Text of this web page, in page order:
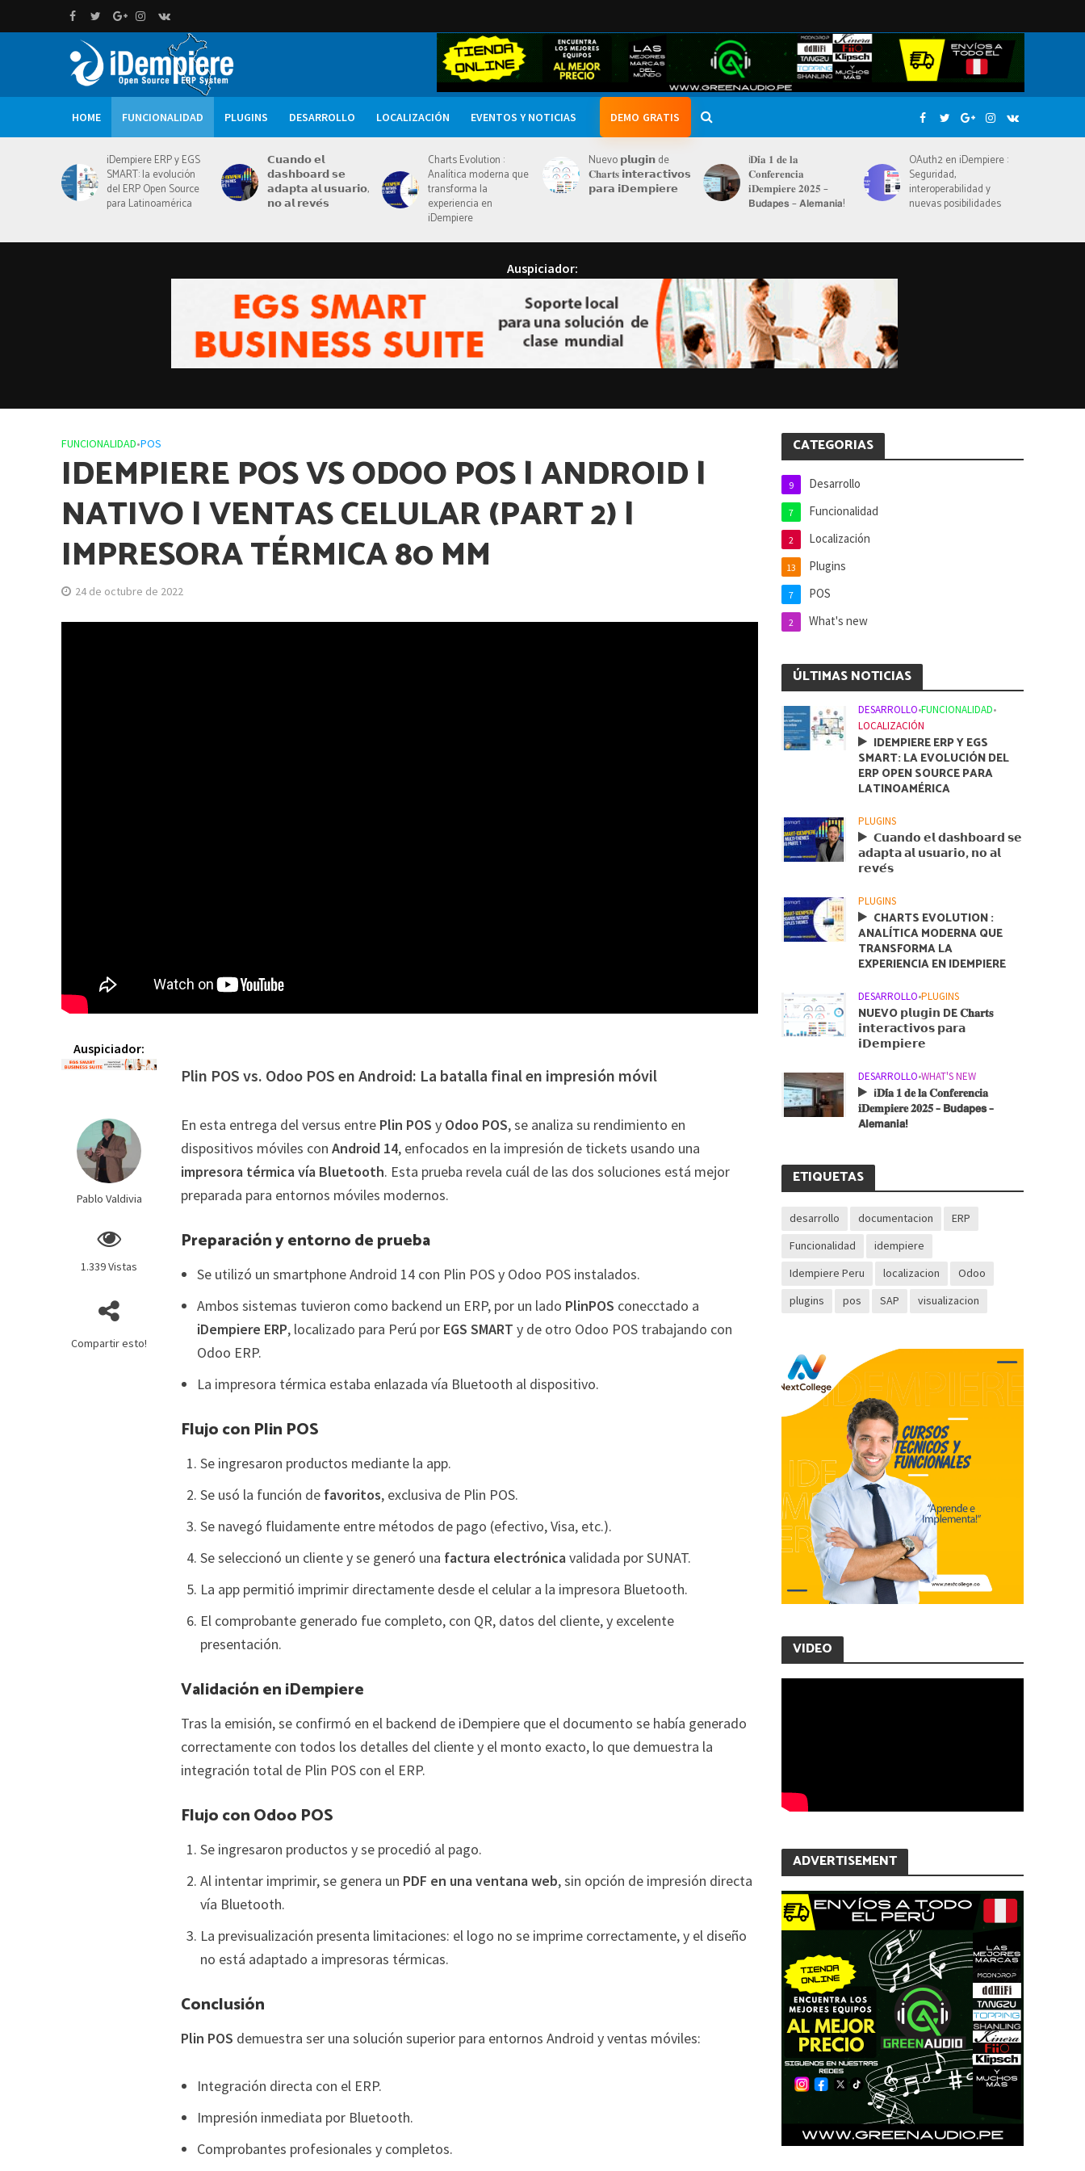
HOME FUNCIONALIDAD PLUGINS DESARROLLO LOCALIZACIÓN EVENTOS Y NOTICIAS DEMO GRATIS
iDempiere ERP y EGS
SMART: la evolución
del ERP Open Source
para Latinoamérica
𝗖𝘂𝗮𝗻𝗱𝗼 𝗲𝗹
𝗱𝗮𝘀𝗵𝗯𝗼𝗮𝗿𝗱 𝘀𝗲
𝗮𝗱𝗮𝗽𝘁𝗮 𝗮𝗹 𝘂𝘀𝘂𝗮𝗿𝗶𝗼,
𝗻𝗼 𝗮𝗹 𝗿𝗲𝘃𝗲́𝘀
Charts Evolution :
Analítica moderna que
transforma la
experiencia en
iDempiere
Nuevo 𝗽𝗹𝘂𝗴𝗶𝗻 de
𝐂𝐡𝐚𝐫𝐭𝐬 𝗶𝗻𝘁𝗲𝗿𝗮𝗰𝘁𝗶𝘃𝗼𝘀
𝗽𝗮𝗿𝗮 𝗶𝗗𝗲𝗺𝗽𝗶𝗲𝗿𝗲
¡𝐃𝐢́𝐚 𝟏 𝐝𝐞 𝐥𝐚
𝐂𝐨𝐧𝐟𝐞𝐫𝐞𝐧𝐜𝐢𝐚
𝐢𝐃𝐞𝐦𝐩𝐢𝐞𝐫𝐞 𝟐𝟎𝟐𝟓 –
𝗕𝘂𝗱𝗮𝗽𝗲𝘀 – 𝗔𝗹𝗲𝗺𝗮𝗻𝗶𝗮!
OAuth2 en iDempiere :
Seguridad,
interoperabilidad y
nuevas posibilidades
Auspiciador:
FUNCIONALIDAD•POS
IDEMPIERE POS VS ODOO POS | ANDROID |
NATIVO | VENTAS CELULAR (PART 2) |
IMPRESORA TÉRMICA 80 MM
24 de octubre de 2022
Auspiciador:
Pablo Valdivia
1.339 Vistas
Compartir esto!
Plin POS vs. Odoo POS en Android: La batalla final en impresión móvil
En esta entrega del versus entre Plin POS y Odoo POS, se analiza su rendimiento en
dispositivos móviles conAndroid 14, enfocados en la impresión de tickets usando una
impresora térmica vía Bluetooth. Esta prueba revela cuál de las dos soluciones está mejor
preparada para entornos móviles modernos.
Preparación y entorno de prueba
Se utilizó un smartphone Android 14 con Plin POS y Odoo POS instalados.
Ambos sistemas tuvieron como backend un ERP, por un lado PlinPOS conecctado a
iDempiere ERP, localizado para Perú por EGS SMART y de otro Odoo POS trabajando con
Odoo ERP.
La impresora térmica estaba enlazada vía Bluetooth al dispositivo.
Flujo con Plin POS
Se ingresaron productos mediante la app.
Se usó la función de favoritos, exclusiva de Plin POS.
Se navegó fluidamente entre métodos de pago (efectivo, Visa, etc.).
Se seleccionó un cliente y se generó una factura electrónicavalidada por SUNAT.
La app permitió imprimir directamente desde el celular a la impresora Bluetooth.
El comprobante generado fue completo, con QR, datos del cliente, y excelente
presentación.
Validación en iDempiere
Tras la emisión, se confirmó en el backend de iDempiere que el documento se había generado
correctamente con todos los detalles del cliente y el monto exacto, lo que demuestra la
integración total de Plin POS con el ERP.
Flujo con Odoo POS
Se ingresaron productos y se procedió al pago.
Al intentar imprimir, se genera un PDF en una ventana web, sin opción de impresión directa
vía Bluetooth.
La previsualización presenta limitaciones: el logo no se imprime correctamente, y el diseño
no está adaptado a impresoras térmicas.
Conclusión
Plin POS demuestra ser una solución superior para entornos Android y ventas móviles:
Integración directa con el ERP.
Impresión inmediata por Bluetooth.
Comprobantes profesionales y completos.
CATEGORIAS
Desarrollo
9
Funcionalidad
7
Localización
2
Plugins
13
POS
7
What's new
2
ÚLTIMAS NOTICIAS
DESARROLLO•FUNCIONALIDAD•
LOCALIZACIÓN
IDEMPIERE ERP Y EGS
SMART: LA EVOLUCIÓN DEL
ERP OPEN SOURCE PARA
LATINOAMÉRICA
PLUGINS
𝗖𝘂𝗮𝗻𝗱𝗼 𝗲𝗹 𝗱𝗮𝘀𝗵𝗯𝗼𝗮𝗿𝗱 𝘀𝗲
𝗮𝗱𝗮𝗽𝘁𝗮 𝗮𝗹 𝘂𝘀𝘂𝗮𝗿𝗶𝗼, 𝗻𝗼 𝗮𝗹
𝗿𝗲𝘃𝗲́𝘀
PLUGINS
CHARTS EVOLUTION :
ANALÍTICA MODERNA QUE
TRANSFORMA LA
EXPERIENCIA EN IDEMPIERE
DESARROLLO•PLUGINS
NUEVO 𝗽𝗹𝘂𝗴𝗶𝗻 DE 𝐂𝐡𝐚𝐫𝐭𝐬
𝗶𝗻𝘁𝗲𝗿𝗮𝗰𝘁𝗶𝘃𝗼𝘀 𝗽𝗮𝗿𝗮
𝗶𝗗𝗲𝗺𝗽𝗶𝗲𝗿𝗲
DESARROLLO•WHAT'S NEW
¡𝐃𝐢́𝐚 𝟏 𝐝𝐞 𝐥𝐚 𝐂𝐨𝐧𝐟𝐞𝐫𝐞𝐧𝐜𝐢𝐚
𝐢𝐃𝐞𝐦𝐩𝐢𝐞𝐫𝐞 𝟐𝟎𝟐𝟓 – 𝗕𝘂𝗱𝗮𝗽𝗲𝘀 –
𝗔𝗹𝗲𝗺𝗮𝗻𝗶𝗮!
ETIQUETAS
desarrollo documentacion
ERP
Funcionalidad
idempiere
Idempiere Peru
localizacion
Odoo
plugins
pos SAP visualizacion
VIDEO
ADVERTISEMENT